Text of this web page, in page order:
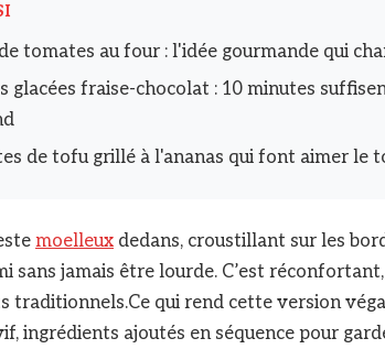
tomates au four : l'idée gourmande qui
glacées fraise-chocolat : 10 minutes
de tofu grillé à l'ananas qui font aimer le
moelleux dedans, croustillant sur les
sans jamais être lourde. C’est
traditionnels.Ce qui rend cette version
ingrédients ajoutés en séquence pour